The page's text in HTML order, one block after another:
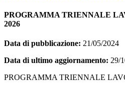
PROGRAMMA TRIENNALE
2026
Data di pubblicazione: 21/05/2024
Data di ultimo aggiornamento: 29/
PROGRAMMA TRIENNALE